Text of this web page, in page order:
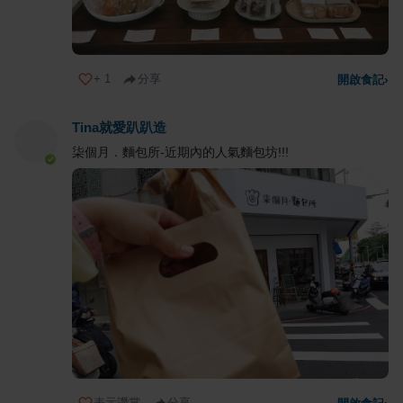
+ 1 分享 開啟食記›
Tina就愛趴趴造
柒個月．麵包所-近期內的人氣麵包坊!!!